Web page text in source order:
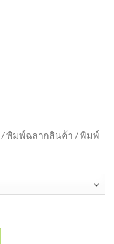
/ พิมพ์ฉลากสินค้า / พิมพ์
พิมพ์ฉลาก ใบปะหน้ากล่อง